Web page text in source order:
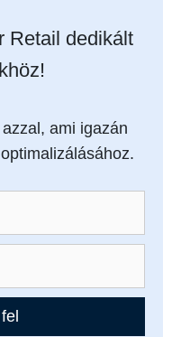
Retail dedikált
ami igazán